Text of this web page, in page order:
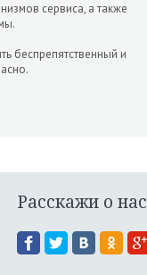
сервиса, а также
беспрепятственный и
Расскажи о нас